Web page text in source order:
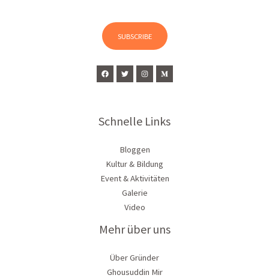
SUBSCRIBE
Schnelle Links
Bloggen
Kultur & Bildung
Event & Aktivitäten
Galerie
Video
Mehr über uns
Über Gründer
Ghousuddin Mir